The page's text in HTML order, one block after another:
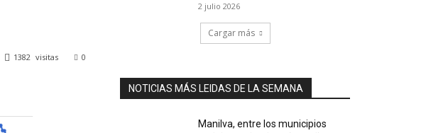
0
1382 visitas
2 julio 2026
Cargar más
NOTICIAS MÁS LEIDAS DE LA SEMANA
Manilva, entre los municipios